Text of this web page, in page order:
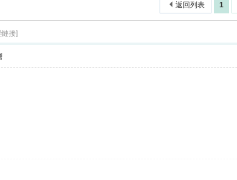
1
返回列表
鏈接]